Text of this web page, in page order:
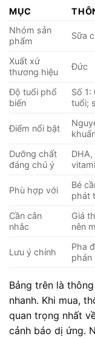
MỤC
Nhóm sản
phẩm
Sữa
Xuất xứ
thương hiệu
Đức
Độ tuổi phổ
biến
Số 1:
tuổi;
Điểm nổi bật
Dưỡng chất
đáng chú ý
Phù hợp với
Bé
phát
Cần cân
nhắc
Giá
nên
Lưu ý chính
Pha
phản
Bảng trên là
nhanh. Khi mua,
quan trọng nhất
cảnh báo dị ứng.